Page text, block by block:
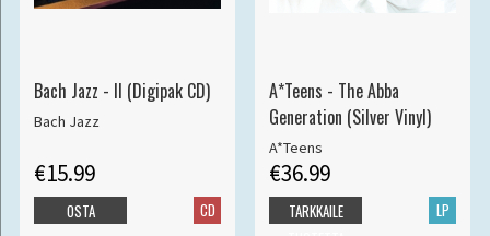
Bach Jazz - II (Digipak CD)
Bach Jazz
€15.99
CD
OSTA
A*Teens - The Abba
Generation (Silver Vinyl)
A*Teens
€36.99
LP
TARKKAILE